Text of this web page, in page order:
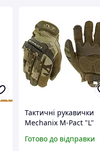
Тактичні рукавички
Mechanix M-Pact "L"
захист від ударів.
Готово до відправки